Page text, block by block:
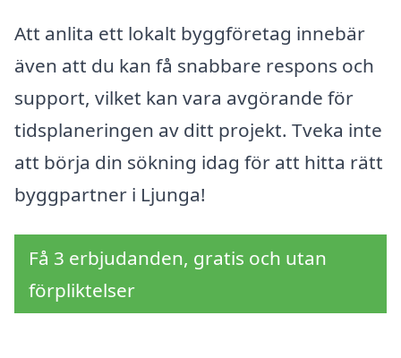
Att anlita ett lokalt byggföretag innebär
även att du kan få snabbare respons och
support, vilket kan vara avgörande för
tidsplaneringen av ditt projekt. Tveka inte
att börja din sökning idag för att hitta rätt
byggpartner i Ljunga!
Få 3 erbjudanden, gratis och utan
förpliktelser